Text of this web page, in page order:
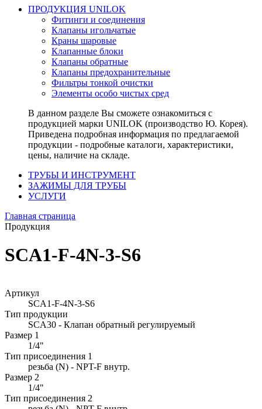
ПРОДУКЦИЯ UNILOK
Фитинги и соединения
Клапаны игольчатые
Краны шаровые
Клапанные блоки
Клапаны обратные
Клапаны предохранительные
Фильтры тонкой очистки
Элементы особо чистых сред
В данном разделе Вы сможете ознакомиться с
продукцией марки UNILOK (производство Ю. Корея).
Приведена подробная информация по предлагаемой
продукции - подробные каталоги, характеристики,
цены, наличие на складе.
ТРУБЫ И ИНСТРУМЕНТ
ЗАЖИМЫ ДЛЯ ТРУБЫ
УСЛУГИ
Главная страница
Продукция
SCA1-F-4N-3-S6
Артикул
SCA1-F-4N-3-S6
Тип продукции
SCA30 - Клапан обратный регулируемый
Размер 1
1/4"
Тип присоединения 1
резьба (N) - NPT-F внутр.
Размер 2
1/4"
Тип присоединения 2